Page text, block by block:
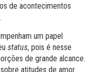
de acontecimentos
um papel
status, pois é nesse
de grande alcance.
atitudes de amor